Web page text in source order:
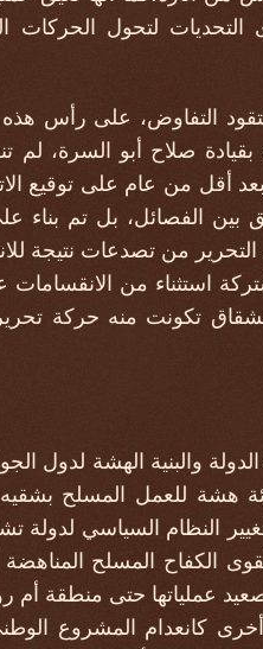
التحديات لتحول الحركات
التفاوض، على رأس هذه
صلاح أبو السرة، لم
أقل من عام على توقيع
بين الفصائل، بل تم بناء
من تصدعات نتيجة
استثناء من الانقسامات
تكونت منه حركة
والبنية الهشة لدول
هشة للعمل المسلح
النظام السياسي لدولة
الكفاح المسلح
عملياتها حتى منطقة أم
عوامل أخرى كانعدام المشروع